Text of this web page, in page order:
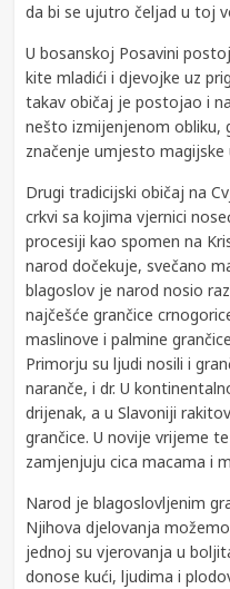
da bi se ujutro čeljad u toj
U bosanskoj Posavini
kite mladići i djevojke uz
takav običaj je postojao i
nešto izmijenjenom obliku,
značenje umjesto magijske
Drugi tradicijski običaj na
crkvi sa kojima vjernici
procesiji kao spomen na
narod dočekuje, svečano
blagoslov je narod nosio
najčešće grančice
maslinove i palmine
Primorju su ljudi nosili i
naranče, i dr. U
drijenak, a u Slavoniji
grančice. U novije vrijeme
zamjenjuju cica macama i
Narod je blagoslovljenim
Njihova djelovanja
jednoj su vjerovanja u
donose kući, ljudima i